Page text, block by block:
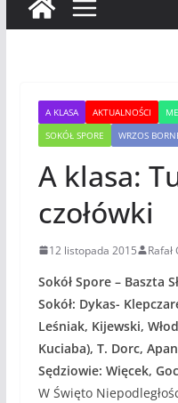
A KLASA AKTUALNOŚCI
SOKÓŁ SPORE
WRZOS
A klasa:
czołówki
12 listopada 2015 Rafał
Sokół Spore – Baszta
Sokół: Dykas-
Leśniak, Kijewski,
Kuciaba), T. Dorc,
Sędziowie: Więcek,
W Święto